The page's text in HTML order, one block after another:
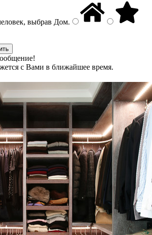
выбрав Дом.
с Вами в ближайшее время.